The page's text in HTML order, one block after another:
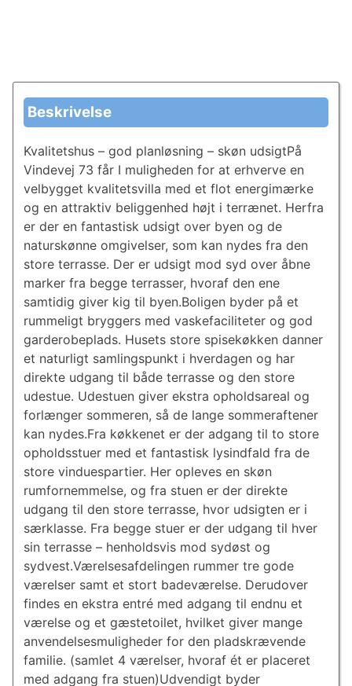
Beskrivelse
Kvalitetshus – god planløsning – skøn udsigtPå
Vindevej 73 får I muligheden for at erhverve en
velbygget kvalitetsvilla med et flot energimærke
og en attraktiv beliggenhed højt i terrænet. Herfra
er der en fantastisk udsigt over byen og de
naturskønne omgivelser, som kan nydes fra den
store terrasse. Der er udsigt mod syd over åbne
marker fra begge terrasser, hvoraf den ene
samtidig giver kig til byen.Boligen byder på et
rummeligt bryggers med vaskefaciliteter og god
garderobeplads. Husets store spisekøkken danner
et naturligt samlingspunkt i hverdagen og har
direkte udgang til både terrasse og den store
udestue. Udestuen giver ekstra opholdsareal og
forlænger sommeren, så de lange sommeraftener
kan nydes.Fra køkkenet er der adgang til to store
opholdsstuer med et fantastisk lysindfald fra de
store vinduespartier. Her opleves en skøn
rumfornemmelse, og fra stuen er der direkte
udgang til den store terrasse, hvor udsigten er i
særklasse. Fra begge stuer er der udgang til hver
sin terrasse – henholdsvis mod sydøst og
sydvest.Værelsesafdelingen rummer tre gode
værelser samt et stort badeværelse. Derudover
findes en ekstra entré med adgang til endnu et
værelse og et gæstetoilet, hvilket giver mange
anvendelsesmuligheder for den pladskrævende
familie. (samlet 4 værelser, hvoraf ét er placeret
med adgang fra stuen)Udvendigt byder